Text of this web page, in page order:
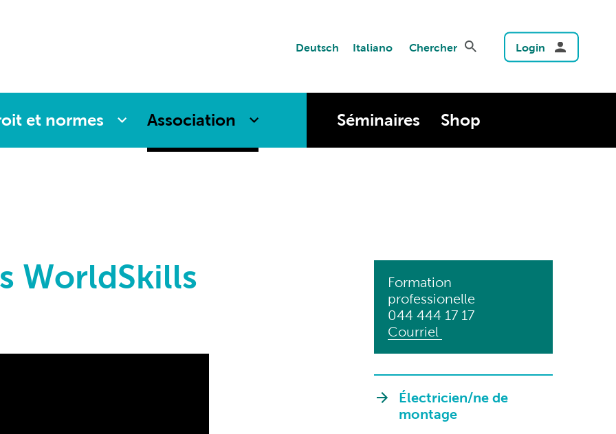
Deutsch Italiano Chercher Login
et normes Association Séminaires Shop
WorldSkills
Formation
professionelle
044 444 17 17
Courriel
Électricien/ne de
montage